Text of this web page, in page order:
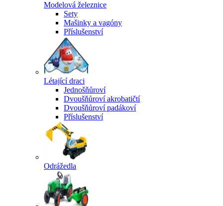
Modelová železnice
Sety
Mašinky a vagóny
Příslušenství
Létající draci
Jednošňůroví
Dvoušňůroví akrobatičtí
Dvoušňůroví padákoví
Příslušenství
Odrážedla